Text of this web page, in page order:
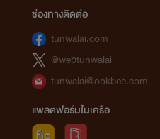
ช่องทางติดต่อ
tunwalai.com
@webtunwalai
tunwalai@ookbee.com
แพลตฟอร์มในเครือ